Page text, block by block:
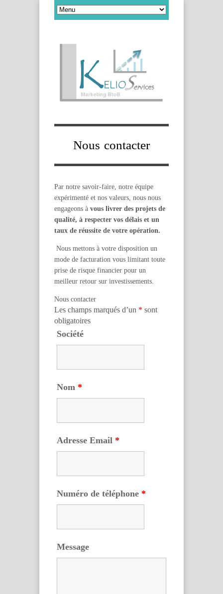
Nous contacter
Par notre savoir-faire, notre équipe
expérimenté et nos valeurs, nous nous
engageons à vous livrer des projets de
qualité, à respecter vos délais et un
taux de réussite de votre opération.
Nous mettons à votre disposition un
mode de facturation vous limitant toute
prise de risque financier pour un
meilleur retour sur investissements.
Nous contacter
Les champs marqués d’un * sont
obligatoires
Société
Nom *
Adresse Email *
Numéro de téléphone *
Message